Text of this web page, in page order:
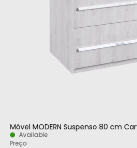
Móvel MODERN Suspenso 80 cm
Available
Preço